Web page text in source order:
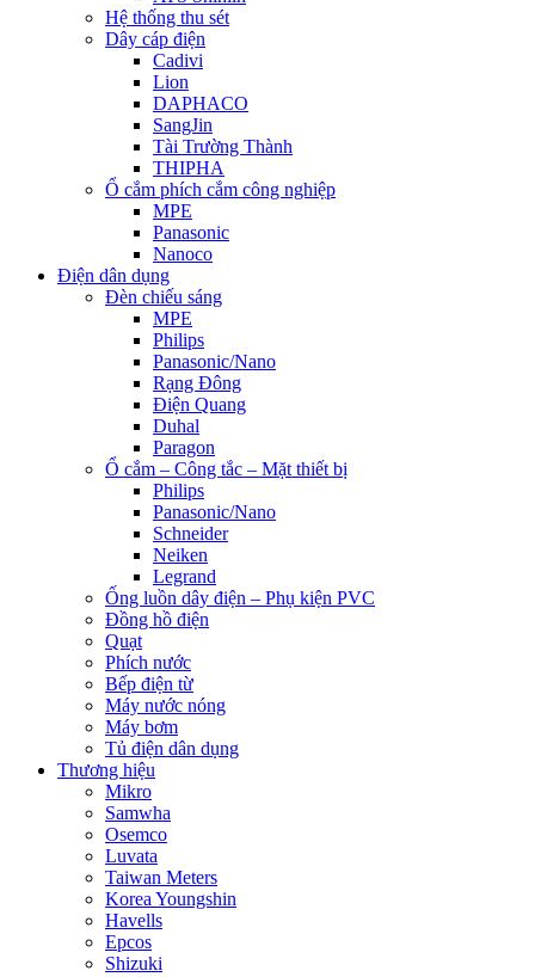
Hệ thống thu sét
Dây cáp điện
Cadivi
Lion
DAPHACO
SangJin
Tài Trường Thành
THIPHA
Ổ cắm phích cắm công nghiệp
MPE
Panasonic
Nanoco
Điện dân dụng
Đèn chiếu sáng
MPE
Philips
Panasonic/Nano
Rạng Đông
Điện Quang
Duhal
Paragon
Ổ cắm – Công tắc – Mặt thiết bị
Philips
Panasonic/Nano
Schneider
Neiken
Legrand
Ống luồn dây điện – Phụ kiện PVC
Đồng hồ điện
Quạt
Phích nước
Bếp điện từ
Máy nước nóng
Máy bơm
Tủ điện dân dụng
Thương hiệu
Mikro
Samwha
Osemco
Luvata
Taiwan Meters
Korea Youngshin
Havells
Epcos
Shizuki